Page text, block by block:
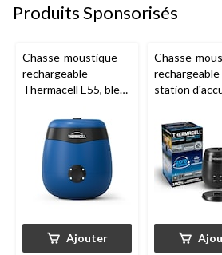
Produits Sponsorisés
Chasse-moustique
rechargeable
Thermacell E55, bleu
Ajouter
Chasse-
rechargeable
station
charbon